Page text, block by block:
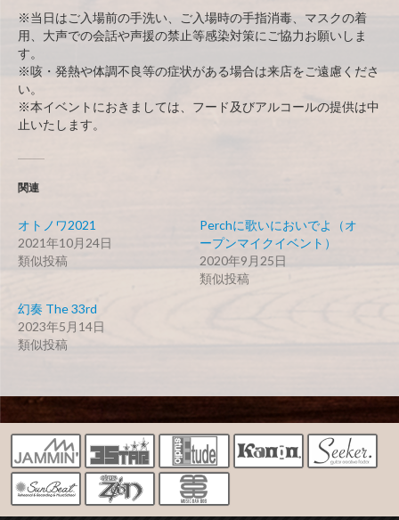
※当日はご入場前の手洗い、ご入場時の手指消毒、マスクの着
用、大声での会話や声援の禁止等感染対策にご協力お願いしま
す。
※咳・発熱や体調不良等の症状がある場合は来店をご遠慮くださ
い。
※本イベントにおきましては、フード及びアルコールの提供は中
止いたします。
関連
オトノワ2021
2021年10月24日
類似投稿
Perchに歌いにおいでよ（オ
ープンマイクイベント）
2020年9月25日
類似投稿
幻奏 The 33rd
2023年5月14日
類似投稿